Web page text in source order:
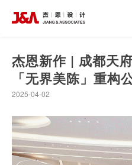
杰恩新作 | 成都天
「无界美陈」重构
2025-04-02